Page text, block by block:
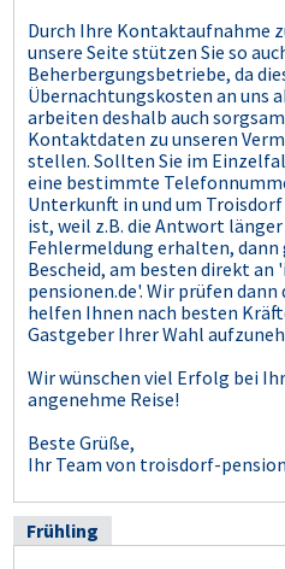
Durch Ihre Kontaktaufnahme
unsere Seite stützen Sie so
Beherbergungsbetriebe, da
Übernachtungskosten an uns
arbeiten deshalb auch
Kontaktdaten zu unseren
stellen. Sollten Sie im
eine bestimmte
Unterkunft in und um
ist, weil z.B. die Antwort
Fehlermeldung erhalten, dann
Bescheid, am besten direkt an
pensionen.de'. Wir prüfen
helfen Ihnen nach besten
Gastgeber Ihrer Wahl
Wir wünschen viel Erfolg bei
angenehme Reise!
Beste Grüße,
Ihr Team von troisdorf-
Frühling